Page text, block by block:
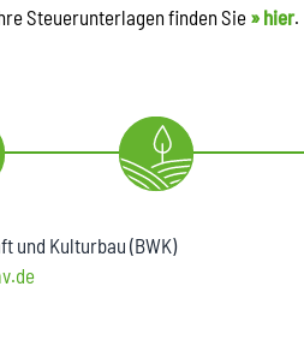
Steuerunterlagen finden Sie » hier.
und Kulturbau (BWK)